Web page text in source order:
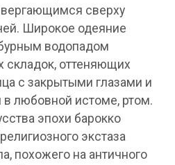
сверху
Широкое одеяние
водопадом
складок, оттеняющих
с закрытыми глазами и
любовной истоме, ртом.
эпохи барокко
экстаза
похожего на античного